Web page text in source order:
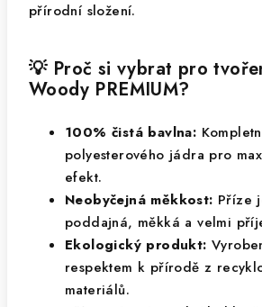
přírodní složení.
💡 Proč si vybrat pro
Woody PREMIUM?
100% čistá bavlna:
polyesterového jádra pro
efekt.
Neobyčejná měkkost: Příze
poddajná, měkká a velmi
Ekologický produkt:
respektem k přírodě z
materiálů.